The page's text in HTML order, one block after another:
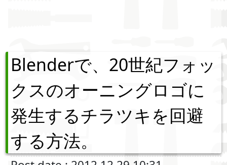
Blenderで、20世紀フォッ
クスのオーニングロゴに
発生するチラツキを回避
する方法。